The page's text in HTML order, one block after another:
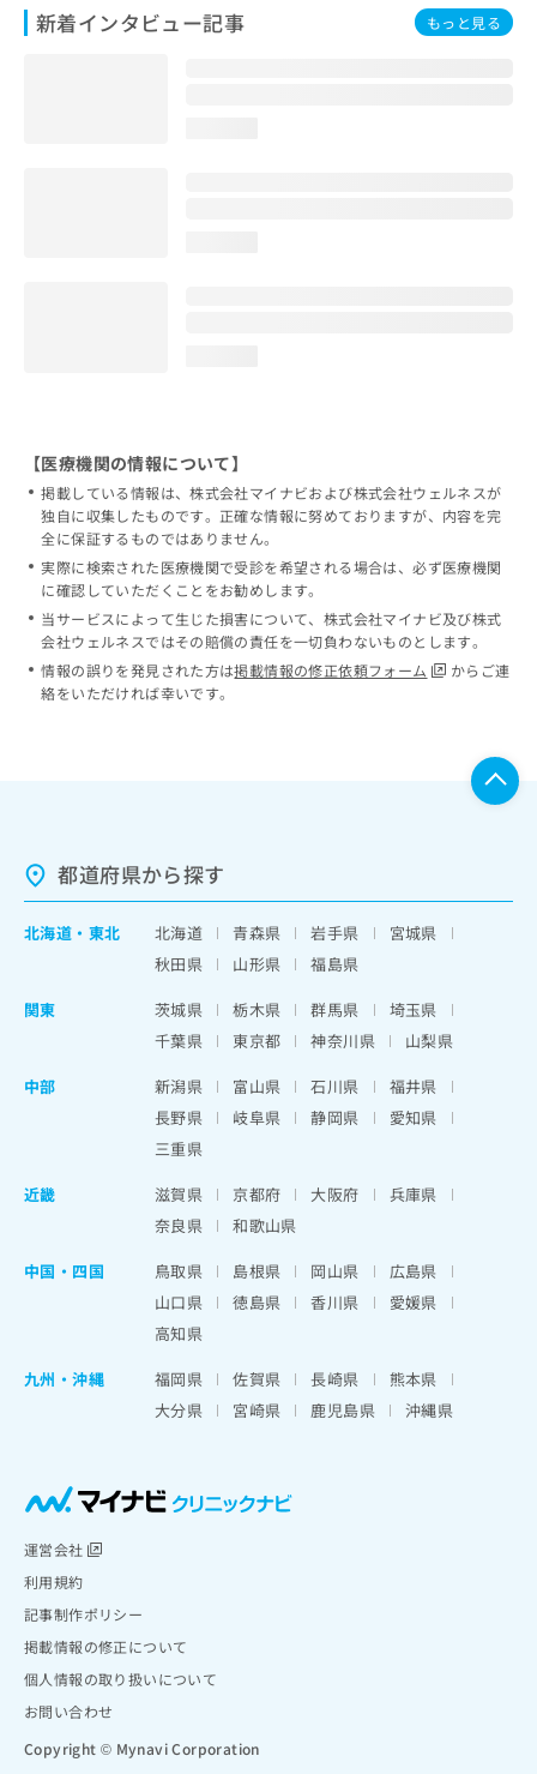
新着インタビュー記事 もっと見る
【医療機関の情報について】
掲載している情報は、株式会社マイナビおよび株式会社ウェルネスが
独自に収集したものです。正確な情報に努めておりますが、内容を完
全に保証するものではありません。
実際に検索された医療機関で受診を希望される場合は、必ず医療機関
に確認していただくことをお勧めします。
当サービスによって生じた損害について、株式会社マイナビ及び株式
会社ウェルネスではその賠償の責任を一切負わないものとします。
情報の誤りを発見された方は掲載情報の修正依頼フォーム
からご連
絡をいただければ幸いです。
都道府県から探す
北海道 ・ 東北 北海道 青森県 岩手県
宮城県
秋田県
山形県
福島県
関東
茨城県 栃木県 群馬県
埼玉県
千葉県
東京都 神奈川県
山梨県
中部
新潟県 富山県 石川県
福井県
長野県
岐阜県 静岡県
愛知県
三重県
近畿
滋賀県 京都府 大阪府
兵庫県
奈良県
和歌山県
中国・四国
鳥取県 島根県 岡山県
広島県
山口県
徳島県 香川県
愛媛県
高知県
九州・沖縄
福岡県 佐賀県 長崎県
熊本県
大分県
宮崎県 鹿児島県 沖縄県
運営会社
利用規約
記事制作ポリシー
掲載情報の修正について
個人情報の取り扱いについて
お問い合わせ
Copyright © Mynavi Corporation